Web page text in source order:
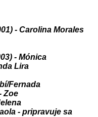
- Carolina Morales
- Mónica
Lira
Fernada
Zoe
- pripravuje sa